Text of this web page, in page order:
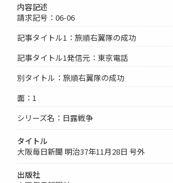
内容記述
請求記号：06-06
記事タイトル1：旅順右翼隊の成功
記事タイトル1発信元：東京電話
別タイトル：旅順右翼隊の成功
面：1
シリーズ名：日露戦争
タイトル
大阪毎日新聞 明治37年11月28日 号外
出版社